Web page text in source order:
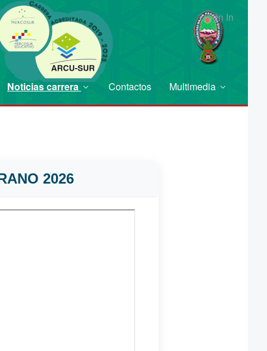
Sign In
Noticias carrera Contactos Multimedia
2026